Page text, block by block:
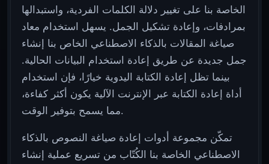
الخاصة بنا على تغيير دلالة الكلمات الفردية، واستبدالها
بمرادفات، وإعادة تشكيل الجمل. يسهل استخدام معاد
صياغة المقالات بالذكاء الاصطناعي الخاص بنا إنشاء
جمل جديدة عن طريق إعادة استخدام البيانات الحالية.
بينما تظل إعادة الكتابة اليدوية خيارًا، فإن استخدام
أداة إعادة الكتابة عبر الإنترنت الآلية يكون أكثر كفاءة،
مما يسمح بتوفير الوقت.
تمكّن مجموعة أدوات إعادة صياغة النصوص بالذكاء
الاصطناعي الخاصة بنا الكُتّاب من تسريع عملية إنشاء